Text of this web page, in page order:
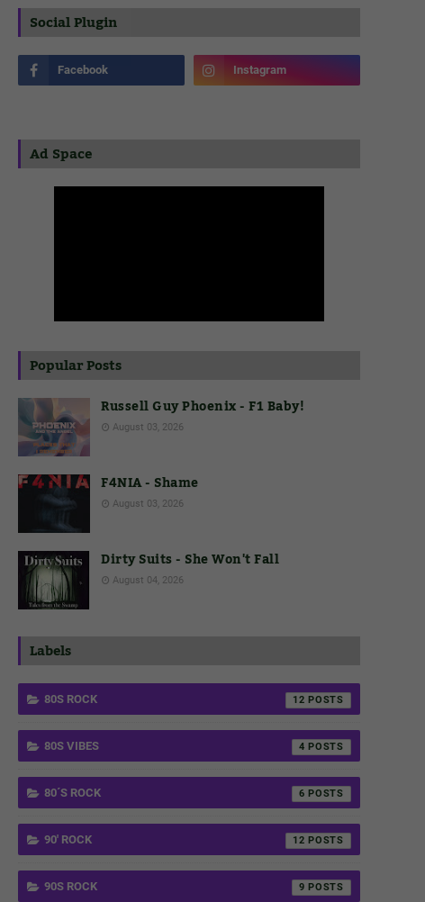
Social Plugin
Ad Space
Popular Posts
Russell Guy Phoenix - F1 Baby!
August 03, 2026
F4NIA - Shame
August 03, 2026
Dirty Suits - She Won't Fall
August 04, 2026
Labels
80S ROCK 12
80S VIBES 4
80´S ROCK 6
90' ROCK 12
90S ROCK 9